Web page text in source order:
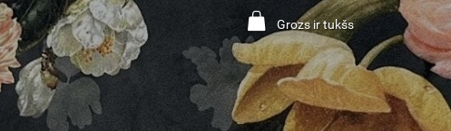
Grozs ir tukšs